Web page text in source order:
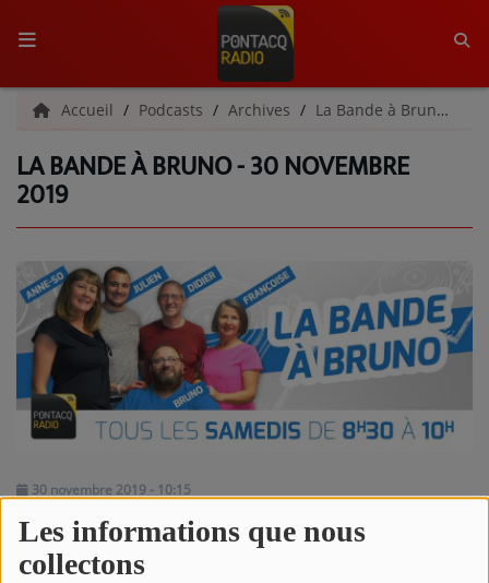
Les informations que nous
collectons
ACCUEIL
RADIO
L'ÉQUIPE
GRILLE DES PROGRAMMES
C'ÉTAIT QUOI CE TITRE ?
MÉDIAS
NOS PROGRAMMES COURTS
ARCHIVES - SAISONS PASSÉES
Accueil Podcasts Archives La Bande à Bruno | Archives
LA BANDE À BRUNO - 30 NOVEMBRE
2019
30 novembre 2019 - 10:15
Écouter le podcast